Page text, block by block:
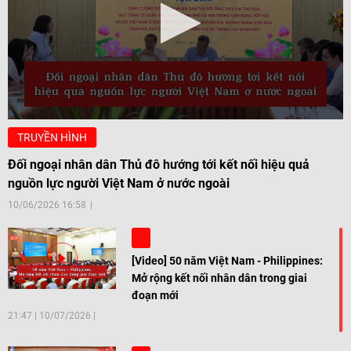
TRUYỀN HÌNH
Đối ngoại nhân dân Thủ đô hướng tới kết nối hiệu quả
nguồn lực người Việt Nam ở nước ngoài
10/06/2026 16:58
[Video] 50 năm Việt Nam - Philippines:
Mở rộng kết nối nhân dân trong giai
đoạn mới
21:47 10/07/2026